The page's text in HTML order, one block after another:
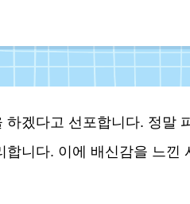
하겠다고 선포합니다. 정말
니다. 이에 배신감을 느낀